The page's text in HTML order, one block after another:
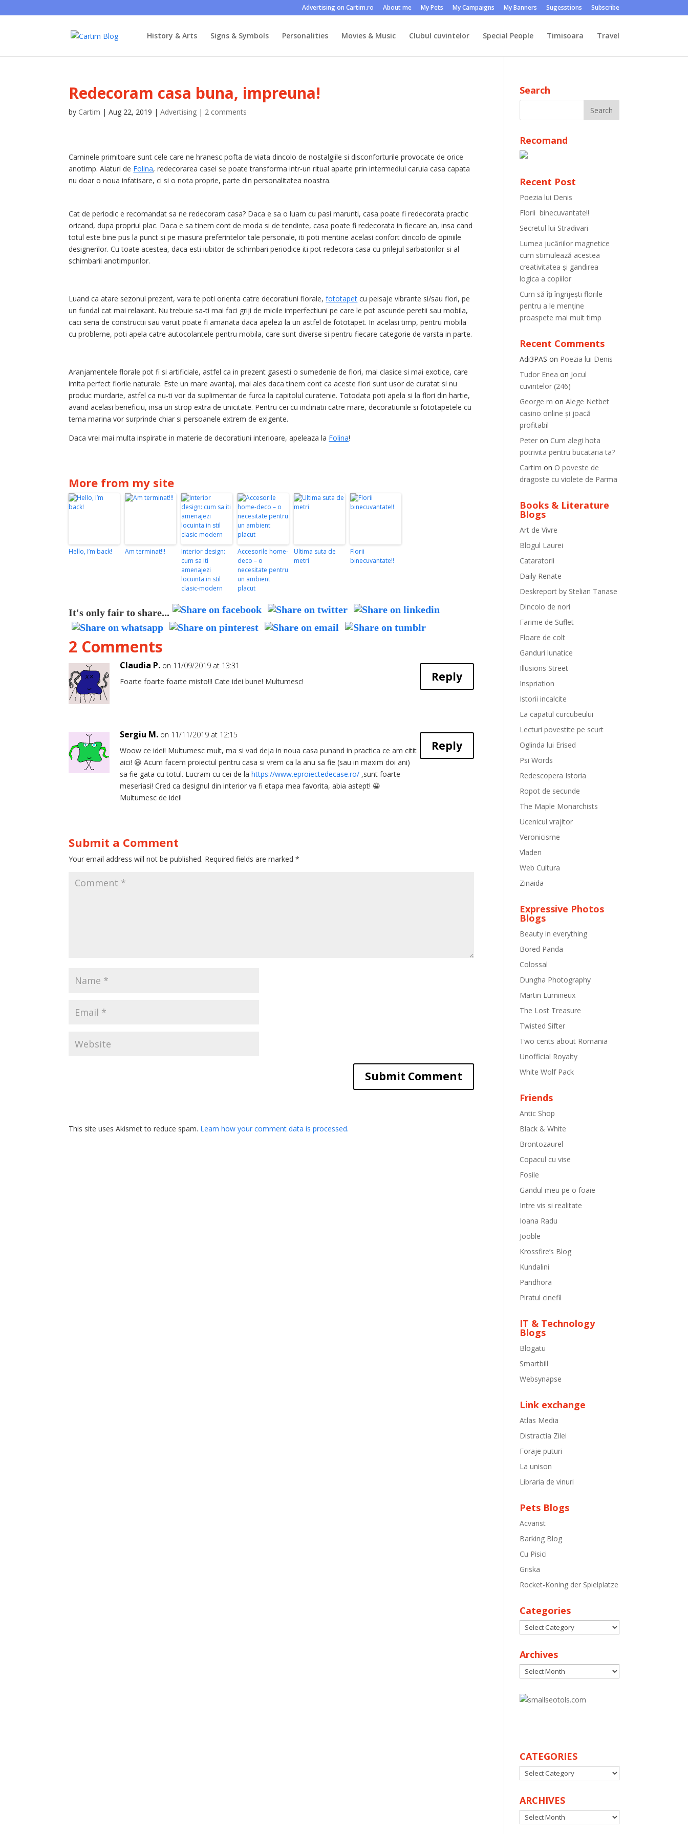
Advertising on Cartim.ro About me My Pets My Campaigns My Banners Sugesstions Subscribe
History & Arts Signs & Symbols Personalities Movies & Music Clubul cuvintelor Special People Timisoara Travel
Redecoram casa buna, impreuna!
by Cartim |Aug 22, 2019 |Advertising | 2 comments
Caminele primitoare sunt cele care ne hranesc pofta de viata dincolo de nostalgiile si disconforturile provocate de orice
anotimp. Alaturi de Folina, redecorarea casei se poate transforma intr-un ritual aparte prin intermediul caruia casa capata
nu doar o noua infatisare, ci si o nota proprie, parte din personalitatea noastra.
Cat de periodic e recomandat sa ne redecoram casa? Daca e sa o luam cu pasi marunti, casa poate fi redecorata practic
oricand, dupa propriul plac. Daca e sa tinem cont de moda si de tendinte, casa poate fi redecorata in fiecare an, insa cand
totul este bine pus la punct si pe masura preferintelor tale personale, iti poti mentine acelasi confort dincolo de opiniile
designerilor. Cu toate acestea, daca esti iubitor de schimbari periodice iti pot redecora casa cu prilejul sarbatorilor si al
schimbarii anotimpurilor.
Luand ca atare sezonul prezent, vara te poti orienta catre decoratiuni florale,fototapet cu peisaje vibrante si/sau flori, pe
un fundal cat mai relaxant. Nu trebuie sa-ti mai faci griji de micile imperfectiuni pe care le pot ascunde peretii sau mobila,
caci seria de constructii sau varuit poate fi amanata daca apelezi la un astfel de fototapet. In acelasi timp, pentru mobila
cu probleme, poti apela catre autocolantele pentru mobila, care sunt diverse si pentru fiecare categorie de varsta in parte.
Aranjamentele florale pot fi si artificiale, astfel ca in prezent gasesti o sumedenie de flori, mai clasice si mai exotice, care
imita perfect florile naturale. Este un mare avantaj, mai ales daca tinem cont ca aceste flori sunt usor de curatat si nu
produc murdarie, astfel ca nu-ti vor da suplimentar de furca la capitolul curatenie. Totodata poti apela si la flori din hartie,
avand acelasi beneficiu, insa un strop extra de unicitate. Pentru cei cu inclinatii catre mare, decoratiunile si fototapetele cu
tema marina vor surprinde chiar si persoanele extrem de exigente.
Daca vrei mai multa inspiratie in materie de decoratiuni interioare, apeleaza la Folina!
More from my site
Hello, I’m back! Am terminat!!!
Interior design:
cum sa iti
amenajezi
locuinta in stil
clasic-modern
Accesorile home-
deco – o
necesitate pentru
un ambient
placut
Ultima suta de
metri
Florii
binecuvantate!!
It's only fair to share...
2 Comments
Claudia P. on 11/09/2019 at 13:31
Foarte foarte foarte misto!!! Cate idei bune! Multumesc!
Reply
Sergiu M. on 11/11/2019 at 12:15
Woow ce idei! Multumesc mult, ma si vad deja in noua casa punand in practica ce am citit
aici! 😀 Acum facem proiectul pentru casa si vrem ca la anu sa fie (sau in maxim doi ani)
sa fie gata cu totul. Lucram cu cei de lahttps://www.eproiectedecase.ro/ ,sunt foarte
meseriasi! Cred ca designul din interior va fi etapa mea favorita, abia astept! 😀
Multumesc de idei!
Reply
Submit a Comment
Your email address will not be published. Required fields are marked*
This site uses Akismet to reduce spam. Learn how your comment data is processed.
Search
Recomand
Recent Post
Poezia lui Denis
Florii binecuvantate!!
Secretul lui Stradivari
Lumea jucăriilor magnetice
cum stimulează acestea
creativitatea și gandirea
logica a copiilor
Cum să îți îngrijești florile
pentru a le menține
proaspete mai mult timp
Recent Comments
Adi3PAS on Poezia lui Denis
Tudor Enea on Jocul
cuvintelor (246)
George m onAlege Netbet
casino online și joacă
profitabil
Peter on Cum alegi hota
potrivita pentru bucataria ta?
Cartim on O poveste de
dragoste cu violete de Parma
Books & Literature
Blogs
Art de Vivre
Blogul Laurei
Cataratorii
Daily Renate
Deskreport by Stelian Tanase
Dincolo de nori
Farime de Suflet
Floare de colt
Ganduri lunatice
Illusions Street
Inspriation
Istorii incalcite
La capatul curcubeului
Lecturi povestite pe scurt
Oglinda lui Erised
Psi Words
Redescopera Istoria
Ropot de secunde
The Maple Monarchists
Ucenicul vrajitor
Veronicisme
Vladen
Web Cultura
Zinaida
Expressive Photos
Blogs
Beauty in everything
Bored Panda
Colossal
Dungha Photography
Martin Lumineux
The Lost Treasure
Twisted Sifter
Two cents about Romania
Unofficial Royalty
White Wolf Pack
Friends
Antic Shop
Black & White
Brontozaurel
Copacul cu vise
Fosile
Gandul meu pe o foaie
Intre vis si realitate
Ioana Radu
Jooble
Krossfire’s Blog
Kundalini
Pandhora
Piratul cinefil
IT & Technology
Blogs
Blogatu
Smartbill
Websynapse
Link exchange
Atlas Media
Distractia Zilei
Foraje puturi
La unison
Libraria de vinuri
Pets Blogs
Acvarist
Barking Blog
Cu Pisici
Griska
Rocket-Koning der Spielplatze
Categories
Categories
Archives
Archives
CATEGORIES
CATEGORIES
ARCHIVES
ARCHIVES